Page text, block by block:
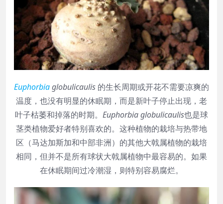
Euphorbiaglobulicaulis 的生长周期或开花不需要凉爽的
温度，也没有明显的休眠期，而是新叶子停止出现，老
叶子枯萎和掉落的时期。 Euphorbia globulicaulis也是球
茎类植物爱好者特别喜欢的。这种植物的栽培与热带地
区（马达加斯加和中部非洲）的其他大戟属植物的栽培
相同，但并不是所有球状大戟属植物中最容易的。如果
在休眠期间过冷潮湿，则特别容易腐烂。